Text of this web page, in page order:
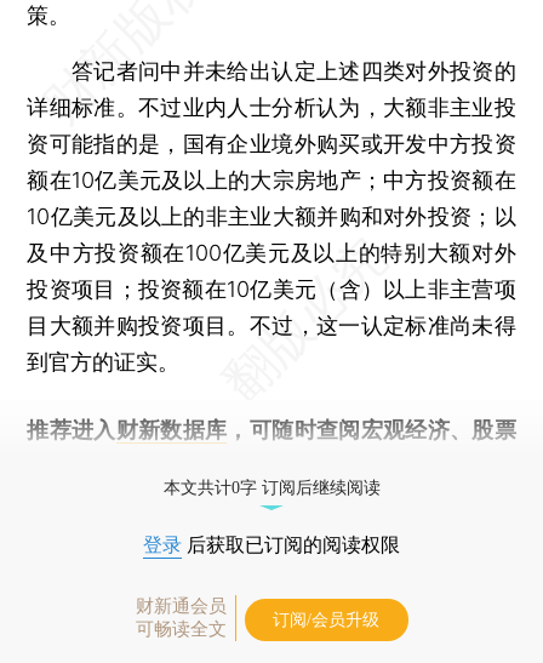
策。
答记者问中并未给出认定上述四类对外投资的
详细标准。不过业内人士分析认为，大额非主业投
资可能指的是，国有企业境外购买或开发中方投资
额在10亿美元及以上的大宗房地产；中方投资额在
10亿美元及以上的非主业大额并购和对外投资；以
及中方投资额在100亿美元及以上的特别大额对外
投资项目；投资额在10亿美元（含）以上非主营项
目大额并购投资项目。不过，这一认定标准尚未得
到官方的证实。
推荐进入 财新数据库 ，可随时查阅宏观经济、股票
本文共计0字 订阅后继续阅读
登录 后获取已订阅的阅读权限
财新通会员
可畅读全文
订阅/会员升级